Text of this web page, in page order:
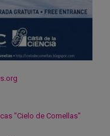
"Cielo de Comellas"